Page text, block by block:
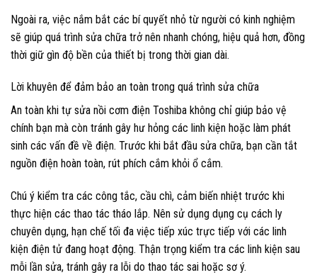
Ngoài ra, việc nắm bắt các bí quyết nhỏ từ người có kinh nghiệm
sẽ giúp quá trình sửa chữa trở nên nhanh chóng, hiệu quả hơn, đồng
thời giữ gìn độ bền của thiết bị trong thời gian dài.
Lời khuyên để đảm bảo an toàn trong quá trình sửa chữa
An toàn khi tự sửa nồi cơm điện Toshiba không chỉ giúp bảo vệ
chính bạn mà còn tránh gây hư hỏng các linh kiện hoặc làm phát
sinh các vấn đề về điện. Trước khi bắt đầu sửa chữa, bạn cần tắt
nguồn điện hoàn toàn, rút phích cắm khỏi ổ cắm.
Chú ý kiểm tra các công tắc, cầu chì, cảm biến nhiệt trước khi
thực hiện các thao tác tháo lắp. Nên sử dụng dụng cụ cách ly
chuyên dụng, hạn chế tối đa việc tiếp xúc trực tiếp với các linh
kiện điện tử đang hoạt động. Thận trọng kiểm tra các linh kiện sau
mỗi lần sửa, tránh gây ra lỗi do thao tác sai hoặc sơ ý.